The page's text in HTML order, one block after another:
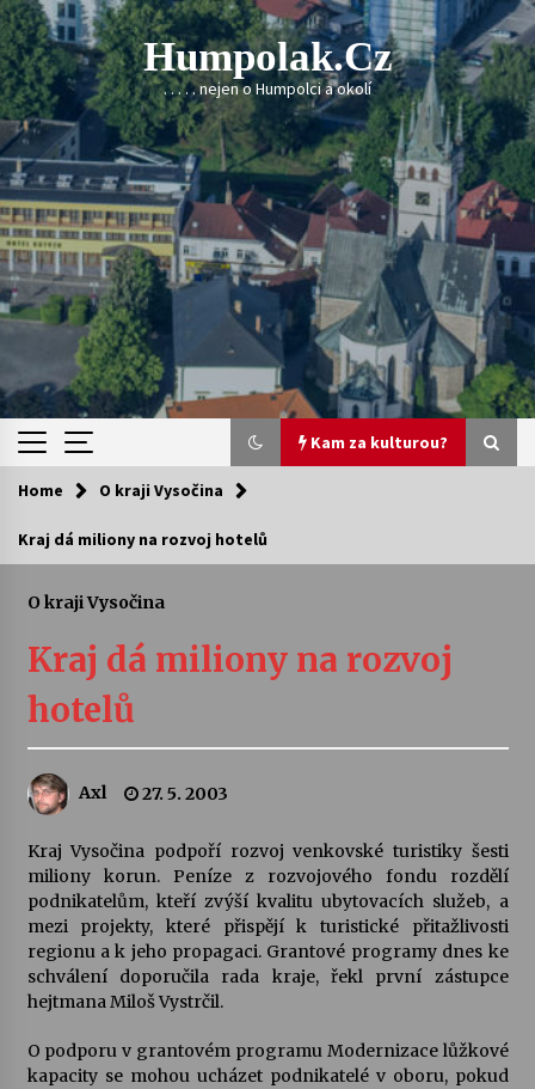
Skip
to
content
Humpolak.cz
. . . . . nejen o Humpolci a okolí
Kam za kulturou?
Kam za kulturou?
Sukuba Ensemble
Vernisáž výstavy Josefíny Duškové: Stávám se
Veselí muzikanti
Pozvánka na integrační festival Quijotova
šedesátka: 28. 7.–1. 8. 2026
28. 7. 2026
Letní koncerty ve Stromovce: Kolchoz a
28. 7. 2026
Home O kraji Vysočina
Kraj dá miliony na rozvoj hotelů
O kraji Vysočina
Kraj dá miliony na rozvoj
hotelů
Axl 27. 5. 2003
Kraj Vysočina podpoří rozvoj venkovské turistiky šesti
miliony korun. Peníze z rozvojového fondu rozdělí
podnikatelům, kteří zvýší kvalitu ubytovacích služeb, a
mezi projekty, které přispějí k turistické přitažlivosti
regionu a k jeho propagaci. Grantové programy dnes ke
schválení doporučila rada kraje, řekl první zástupce
hejtmana Miloš Vystrčil.
O podporu v grantovém programu Modernizace lůžkové
kapacity se mohou ucházet podnikatelé v oboru, pokud